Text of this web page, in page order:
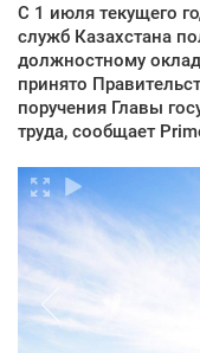
С 1 июля текущего
служб Казахстана
должностному
принято
поручения Главы
труда, сообщает